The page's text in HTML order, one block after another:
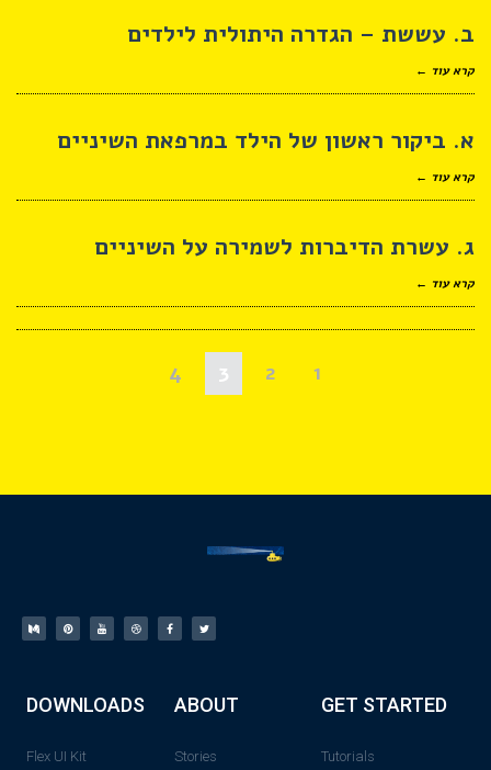
ב. עששת – הגדרה היתולית לילדים
קרא עוד ←
א. ביקור ראשון של הילד במרפאת השיניים
קרא עוד ←
ג. עשרת הדיברות לשמירה על השיניים
קרא עוד ←
1
2
3
4
GET STARTED
Tutorials
ABOUT
Stories
DOWNLOADS
Flex UI Kit